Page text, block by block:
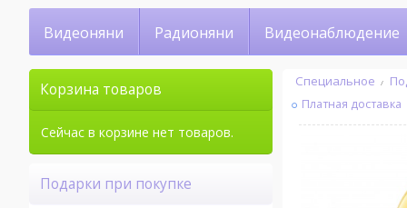
Видеоняни Радионяни Видеонаблюдение
Специальное
Платная доставка
Корзина товаров
Сейчас в корзине нет товаров.
Подарки при покупке